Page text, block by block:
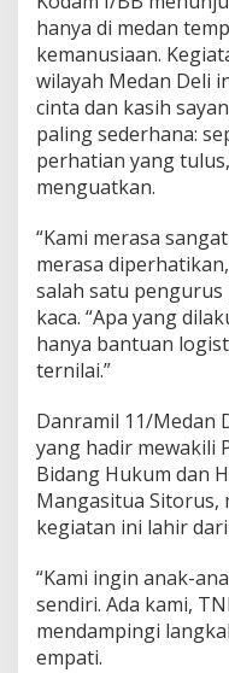
d
a
m
I
/
B
B
hanya di medan
kemanusiaan.
wilayah Medan Deli
cinta dan kasih
paling sederhana:
perhatian yang
menguatkan.
“Kami merasa
merasa
salah satu
kaca. “Apa yang
hanya bantuan
ternilai.”
Danramil 11/Medan
yang hadir mewakili
Bidang Hukum dan
Mangasitua Sitorus,
kegiatan ini lahir
“Kami ingin anak-
sendiri. Ada kami,
mendampingi
empati.